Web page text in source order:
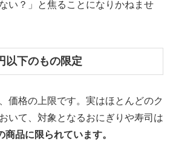
い？」と焦ることになりかねませ
以下のもの限定
価格の上限です。実はほとんどのク
いて、対象となるおにぎりや寿司は
商品に限られています。